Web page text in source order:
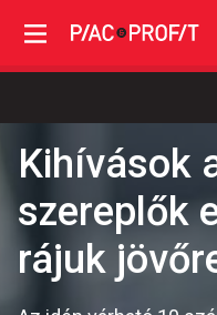
Kihívások
szereplők
rájuk